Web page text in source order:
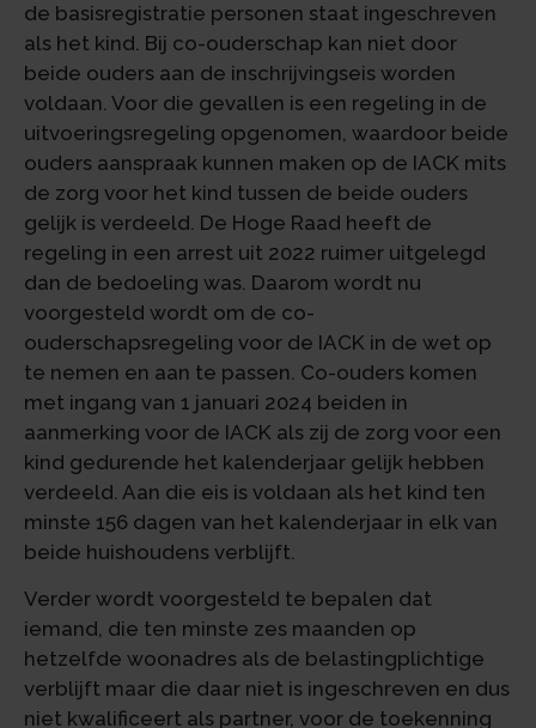
de basisregistratie personen staat ingeschreven
als het kind. Bij co-ouderschap kan niet door
beide ouders aan de inschrijvingseis worden
voldaan. Voor die gevallen is een regeling in de
uitvoeringsregeling opgenomen, waardoor beide
ouders aanspraak kunnen maken op de IACK mits
de zorg voor het kind tussen de beide ouders
gelijk is verdeeld. De Hoge Raad heeft de
regeling in een arrest uit 2022 ruimer uitgelegd
dan de bedoeling was. Daarom wordt nu
voorgesteld wordt om de co-
ouderschapsregeling voor de IACK in de wet op
te nemen en aan te passen. Co-ouders komen
met ingang van 1 januari 2024 beiden in
aanmerking voor de IACK als zij de zorg voor een
kind gedurende het kalenderjaar gelijk hebben
verdeeld. Aan die eis is voldaan als het kind ten
minste 156 dagen van het kalenderjaar in elk van
beide huishoudens verblijft.
Verder wordt voorgesteld te bepalen dat
iemand, die ten minste zes maanden op
hetzelfde woonadres als de belastingplichtige
verblijft maar die daar niet is ingeschreven en dus
niet kwalificeert als partner, voor de toekenning